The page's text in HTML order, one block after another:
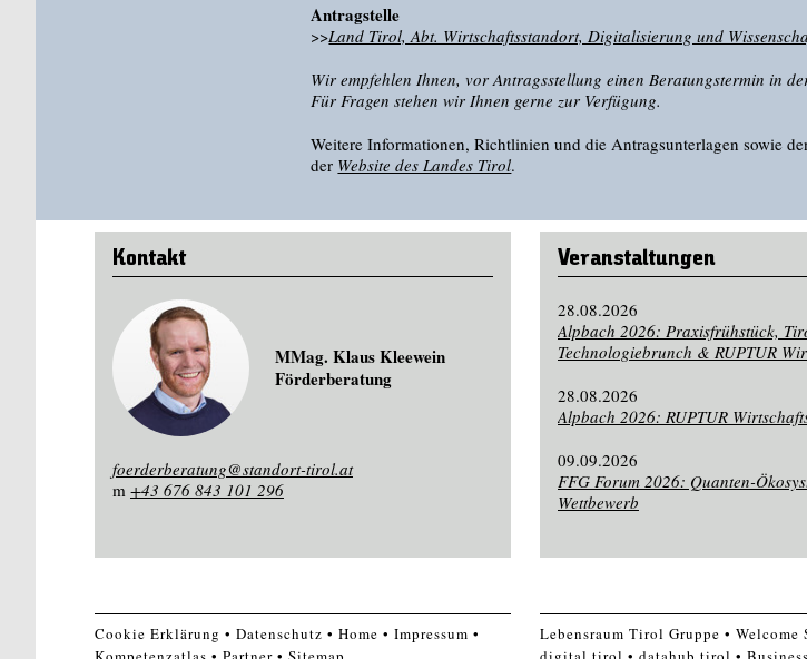
Antragstelle
​>>Land Tirol, Abt. Wirtschaftsstandort, Digitalisierung und
​Wir empfehlen Ihnen, vor Antragsstellung einen Beratungstermin in
Für Fragen stehen wir Ihnen gerne zur Verfügung.
​Weitere Informationen, Richtlinien und die Antragsunterlagen sowie
der Website des Landes Tirol.
Kontakt
MMag. Klaus Kleewein
Förderberatung
foerderberatung@standort-tirol.at
m +43 676 843 101 296
Veranstaltungen
28.08.2026
Alpbach 2026: Praxisfrühstück,
Technologiebrunch & RUPTUR
28.08.2026
Alpbach 2026: RUPTUR
09.09.2026
FFG Forum 2026: Quanten-
Wettbewerb
Cookie Erklärung Datenschutz Home
Impressum
Lebensraum Tirol Gruppe
Welcome